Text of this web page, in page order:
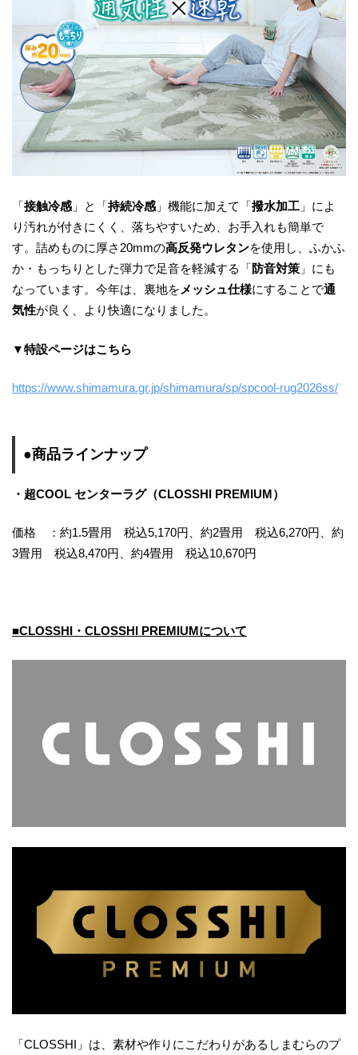
「接触冷感 」と「持続冷感 」機能に加えて「撥水加工 」によ
り汚れが付きにくく、落ちやすいため、お手入れも簡単で
す。詰めものに厚さ20mmの高反発ウレタンを使用し、ふかふ
か・もっちりとした弾力で足音を軽減する「防音対策 」にも
なっています。今年は、裏地を メッシュ仕様にすることで通
気性が良く、より快適になりました。
▼特設ページはこちら
https://www.shimamura.gr.jp/shimamura/sp/spcool-rug2026ss/
●商品ラインナップ
・超COOL センターラグ（CLOSSHI PREMIUM）
価格 ：約1.5畳用 税込5,170円、約2畳用 税込6,270円、約
3畳用 税込8,470円、約4畳用 税込10,670円
■CLOSSHI・CLOSSHI PREMIUMについて
「CLOSSHI」は、素材や作りにこだわりがあるしまむらのプ